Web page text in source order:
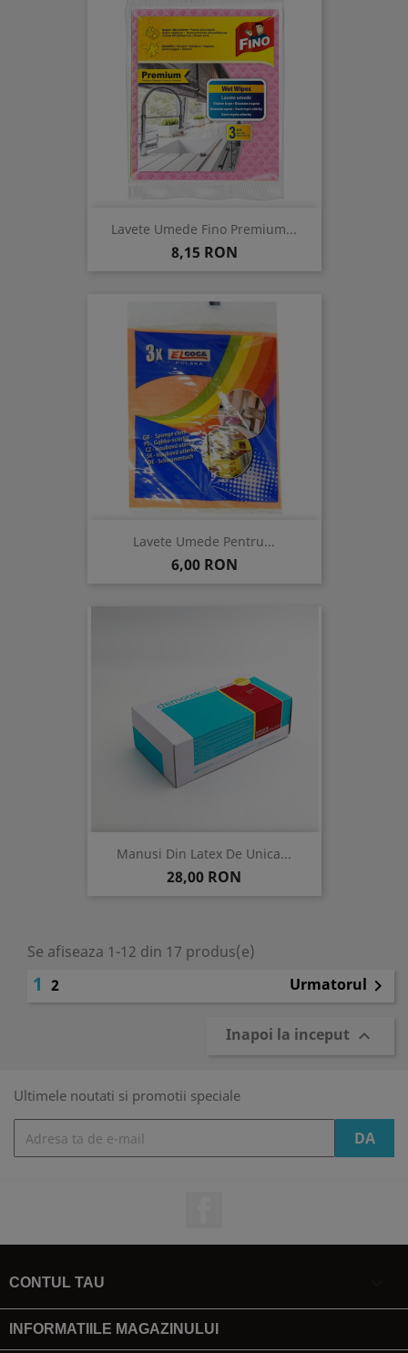
Lavete Umede Fino Premium...
Pret
8,15 RON
Lavete Umede Pentru...
Pret
6,00 RON
Manusi Din Latex De Unica...
Pret
28,00 RON
Se afiseaza 1-12 din 17 produs(e)
1 2 Urmatorul 
Inapoi la inceput 
Ultimele noutati si promotii speciale
CONTUL TAU
INFORMATIILE MAGAZINULUI